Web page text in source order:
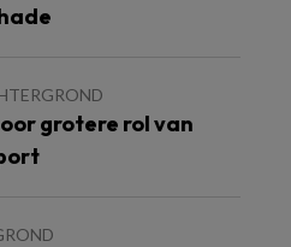
grotere rol van